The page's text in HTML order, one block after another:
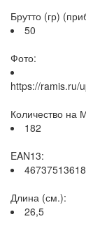
Брутто (гр)
50
Фото:
https://ramis.ru/
Количество на
182
EAN13:
Длина (см.):
26,5